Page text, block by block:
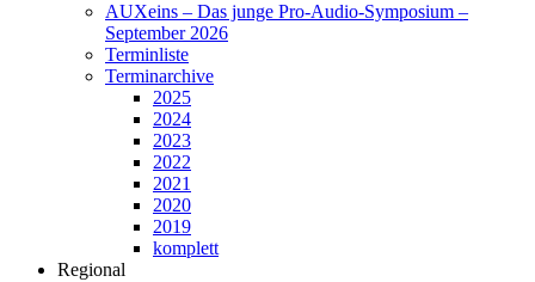
AUXeins – Das junge Pro-Audio-Symposium –
September 2026
Terminliste
Terminarchive
2025
2024
2023
2022
2021
2020
2019
komplett
Regional